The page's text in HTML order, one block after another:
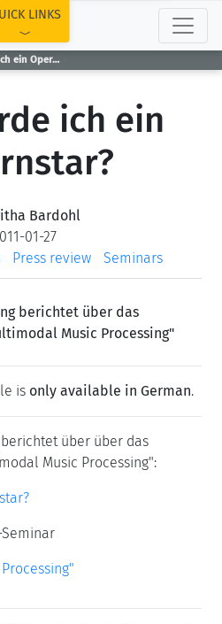
Wie werde ich ein Opernstar?
LINKS
ich ein
Bardohl
01-27
Press review Seminars
berichtet über das
Music Processing"
is only available in German.
über über das
Music Processing":